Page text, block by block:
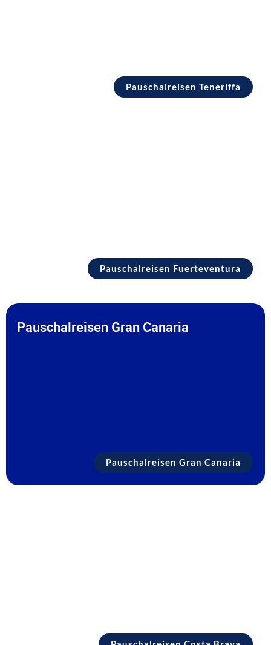
Pauschalreisen Teneriffa
Pauschalreisen Fuerteventura
Pauschalreisen Gran Canaria
Pauschalreisen Gran Canaria